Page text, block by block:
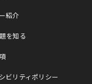
紹介
を知る
ビリティポリシー